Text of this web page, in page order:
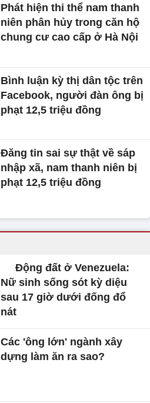
Phát hiện thi thể nam thanh
niên phân hủy trong căn hộ
chung cư cao cấp ở Hà Nội
Bình luận kỳ thị dân tộc trên
Facebook, người đàn ông bị
phạt 12,5 triệu đồng
Đăng tin sai sự thật về sáp
nhập xã, nam thanh niên bị
phạt 12,5 triệu đồng
Động đất ở Venezuela:
Nữ sinh sống sót kỳ diệu
sau 17 giờ dưới đống đổ
nát
Các 'ông lớn' ngành xây
dựng làm ăn ra sao?